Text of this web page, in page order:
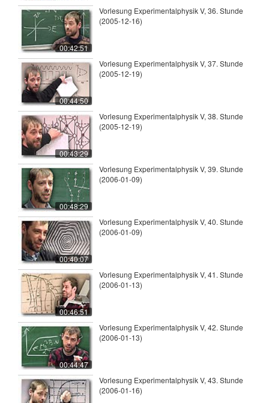
00:42:51
Vorlesung Experimentalphysik V, 36. Stunde
(2005-12-16)
00:44:50
Vorlesung Experimentalphysik V, 37. Stunde
(2005-12-19)
00:43:29
Vorlesung Experimentalphysik V, 38. Stunde
(2005-12-19)
00:48:29
Vorlesung Experimentalphysik V, 39. Stunde
(2006-01-09)
00:40:07
Vorlesung Experimentalphysik V, 40. Stunde
(2006-01-09)
00:46:51
Vorlesung Experimentalphysik V, 41. Stunde
(2006-01-13)
00:44:47
Vorlesung Experimentalphysik V, 42. Stunde
(2006-01-13)
Vorlesung Experimentalphysik V, 43. Stunde
(2006-01-16)